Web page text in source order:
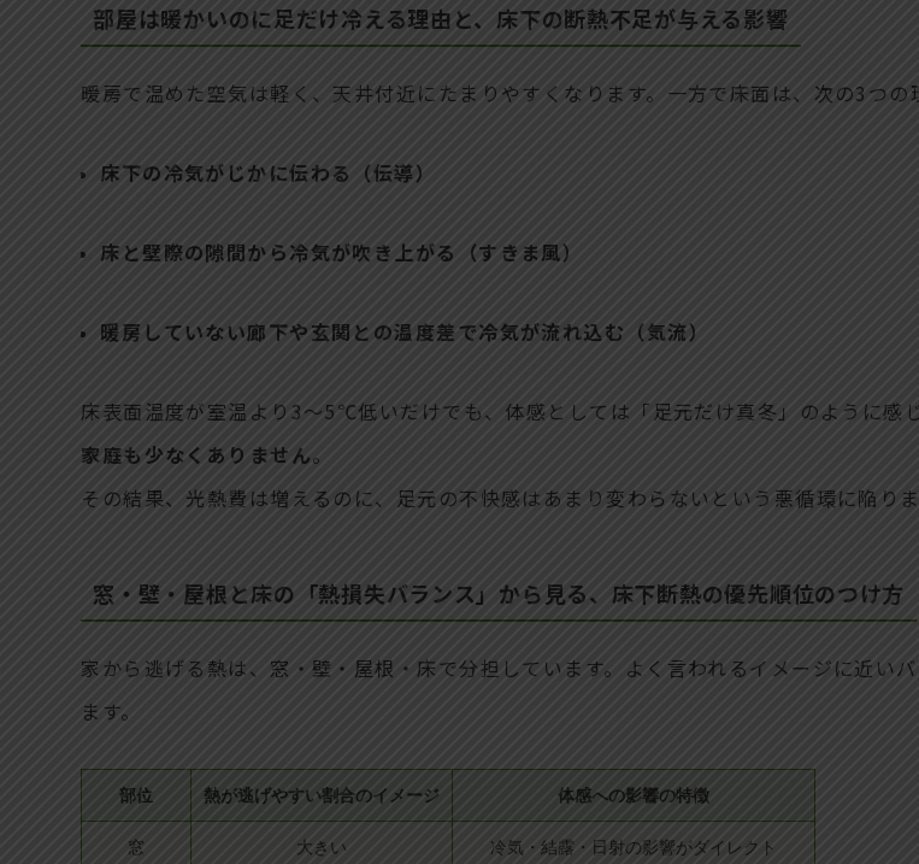
部屋は暖かいのに足だけ冷える理由と、床下の断熱不足が与える影響
暖房で温めた空気は軽く、天井付近にたまりやすくなります。一方で床面は、次の3つの
床下の冷気がじかに伝わる（伝導）
床と壁際の隙間から冷気が吹き上がる（すきま風）
暖房していない廊下や玄関との温度差で冷気が流れ込む（気流）
床表面温度が室温より3〜5℃低いだけでも、体感としては「足元だけ真冬」のように感じ
家庭も少なくありません。
その結果、光熱費は増えるのに、足元の不快感はあまり変わらないという悪循環に陥りま
窓・壁・屋根と床の「熱損失バランス」から見る、床下断熱の優先順位のつけ方
家から逃げる熱は、窓・壁・屋根・床で分担しています。よく言われるイメージに近い
ます。
部位 熱が逃げやすい割合のイメージ 体感への影響の特徴
窓 大きい 冷気・結露・日射の影響がダイレクト